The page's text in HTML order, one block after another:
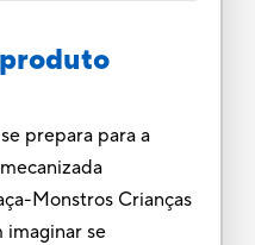
prepara para a
Monstros Crianças
imaginar se